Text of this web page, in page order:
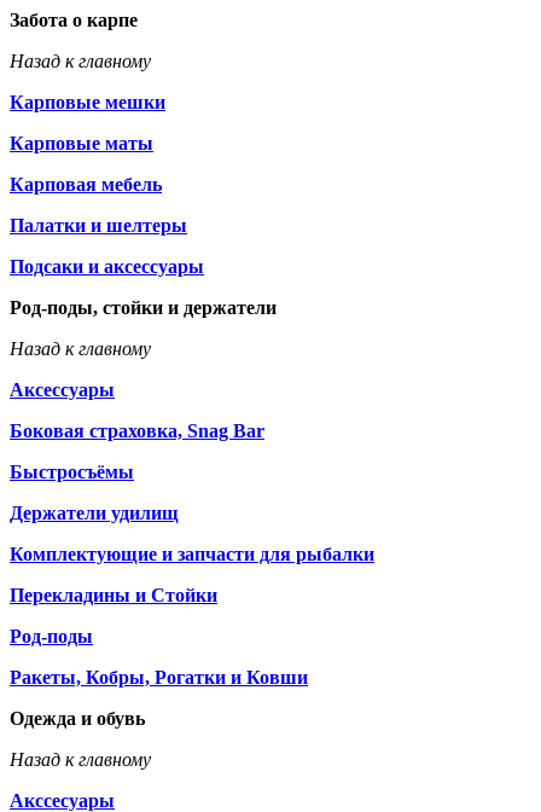
Забота о карпе
Назад к главному
Карповые мешки
Карповые маты
Карповая мебель
Палатки и шелтеры
Подсаки и аксессуары
Род-поды, стойки и держатели
Назад к главному
Аксессуары
Боковая страховка, Snag Bar
Быстросъёмы
Держатели удилищ
Комплектующие и запчасти для рыбалки
Перекладины и Стойки
Род-поды
Ракеты, Кобры, Рогатки и Ковши
Одежда и обувь
Назад к главному
Акссесуары